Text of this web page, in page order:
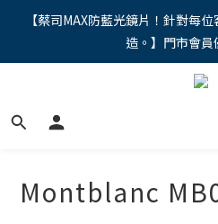
"馬年新章續寫，視界品味進階，
免手續費
【蔡司MAX防藍光鏡片！針對每
造。】門市會員
"馬年新章續寫，視界品味進階，
Montblanc